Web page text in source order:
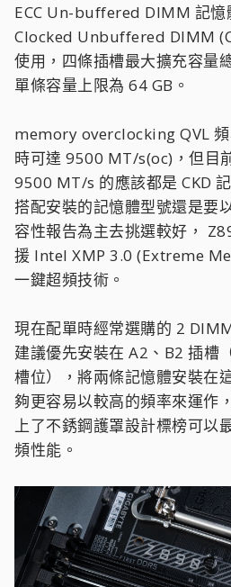
ECC Un-buffered DIMM 記憶
Clocked Unbuffered DIMM
使用，四條插槽最大擴充容量
單條容量上限為 64 GB。
memory overclocking QVL
時可達 9500 MT/s(oc)，但目
9500 MT/s 的應該都是 CKD
搭配安裝的記憶體型號還是要
容性報告為主去挑選較好，
援 Intel XMP 3.0 (Extreme
一鍵超頻技術。
現在配單時經常選購的 2
建議優先安裝在 A2、B2 插槽
槽位），將兩條記憶體安裝在
夠更容易以較高的頻率來運作
上了不銹鋼護罩設計標榜可以
頻性能。